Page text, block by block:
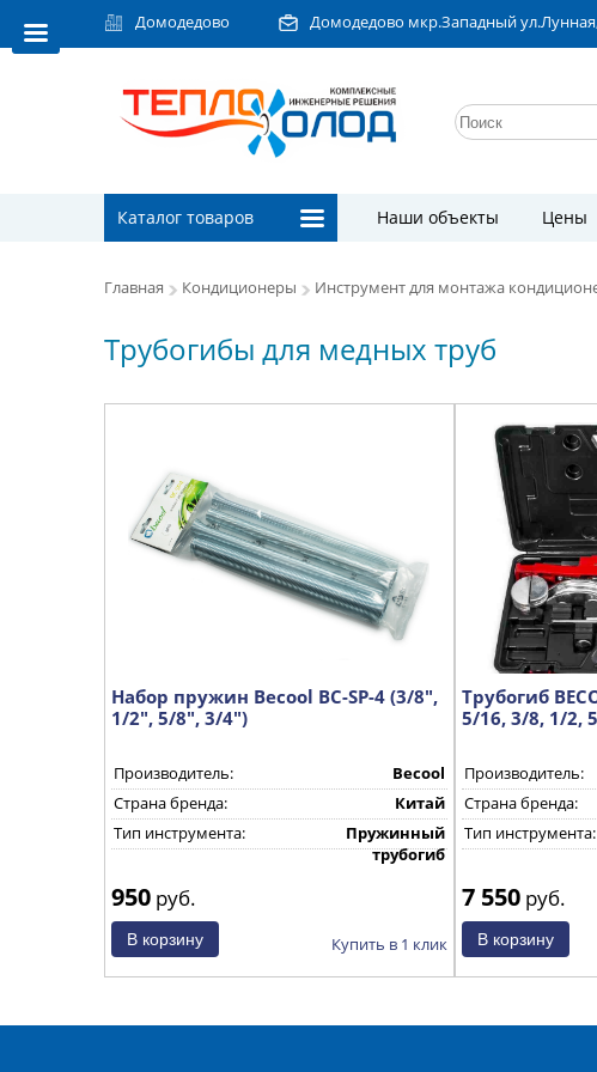
Домодедово Домодедово мкр.Западный
Каталог товаров Наши объекты Цены
Главная Кондиционеры Инструмент для монтажа
Трубогибы для медных труб
Набор пружин Becool BC-SP-4 (3/8",
1/2", 5/8", 3/4")
Производитель:
Becool
Страна бренда:
Китай
Тип инструмента:
Пружинный
трубогиб
950 руб.
Купить в 1 клик
Трубогиб
5/16, 3/8, 1/2,
Производитель:
Страна бренда:
Тип инструмента:
7 550руб.